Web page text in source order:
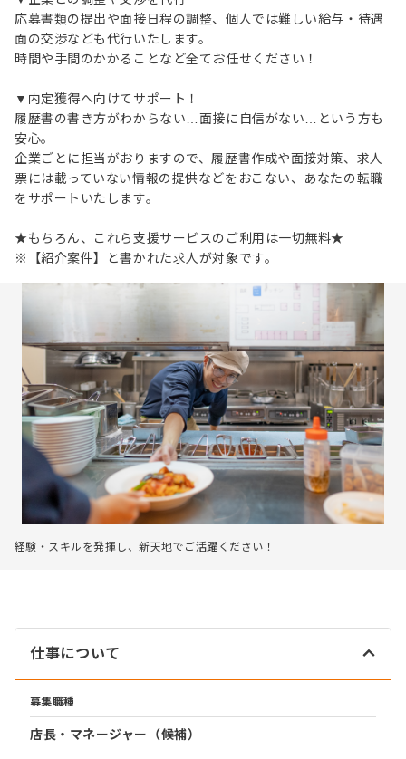
応募書類の提出や面接日程の調整、個人では難しい給与・待遇
面の交渉なども代行いたします。
時間や手間のかかることなど全てお任せください！
▼内定獲得へ向けてサポート！
履歴書の書き方がわからない…面接に自信がない…という方も
安心。
企業ごとに担当がおりますので、履歴書作成や面接対策、求人
票には載っていない情報の提供などをおこない、あなたの転職
をサポートいたします。
★もちろん、これら支援サービスのご利用は一切無料★
※【紹介案件】と書かれた求人が対象です。
経験・スキルを発揮し、新天地でご活躍ください！
仕事について
募集職種
店長・マネージャー（候補）